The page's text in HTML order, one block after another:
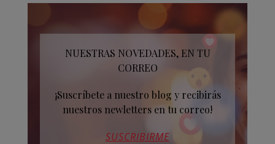
NUESTRAS NOVEDADES, EN TU
CORREO
¡Suscríbete a nuestro blog y recibirás
nuestros newletters en tu correo!
SUSCRIBIRME